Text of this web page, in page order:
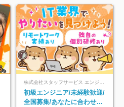
株式会社スタッフサービス エンジニアリング事業本部
初級エンジニア/未経験歓迎/
全国募集/あなたに合わせた